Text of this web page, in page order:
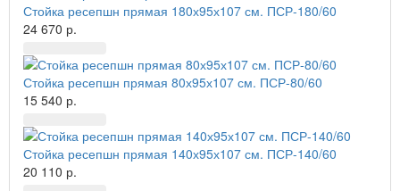
Стойка ресепшн прямая 180х95х107 см. ПСР-180/60
24 670 р.
Стойка ресепшн прямая 80х95х107 см. ПСР-80/60
15 540 р.
Стойка ресепшн прямая 140х95х107 см. ПСР-140/60
20 110 р.